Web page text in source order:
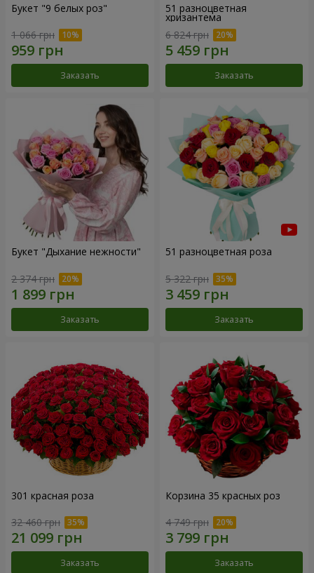
Букет "9 белых роз"
1 066 грн
Заказать
51 разноцветная
хризантема
6 824 грн
Заказать
Букет "Дыхание нежности"
2 374 грн
Заказать
51 разноцветная роза
5 322 грн
Заказать
301 красная роза
32 460 грн
Заказать
Корзина 35 красных роз
4 749 грн
Заказать